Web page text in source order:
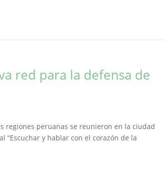
red para la defensa de
regiones peruanas se reunieron en la ciudad
y hablar con el corazón de la